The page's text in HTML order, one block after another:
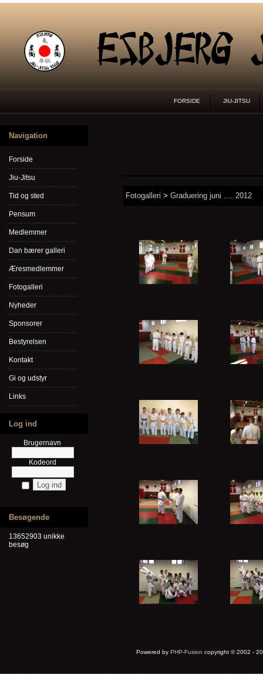
FORSIDE JIU-JITSU
Navigation
Forside
Jiu-Jitsu
Tid og sted
Pensum
Medlemmer
Dan bærer galleri
Æresmedlemmer
Fotogalleri
Nyheder
Sponsorer
Bestyrelsen
Kontakt
Gi og udstyr
Links
Log ind
Brugernavn
Kodeord
Besøgende
13652903 unikke
besøg
Fotogalleri > Graduering juni .... 2012
Powered by PHP-Fusion copyright © 2002 -